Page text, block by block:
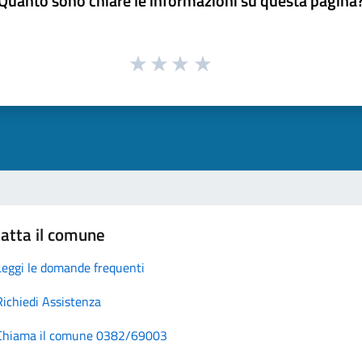
il comune
le domande frequenti
Assistenza
il comune 0382/69003